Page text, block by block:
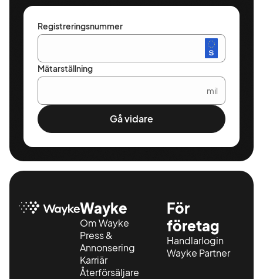
Registreringsnummer
Mätarställning
mil
Gå vidare
Wayke
Om Wayke
Press &
Annonsering
Karriär
Återförsäljare
För
företag
Handlarlogin
Wayke Partner